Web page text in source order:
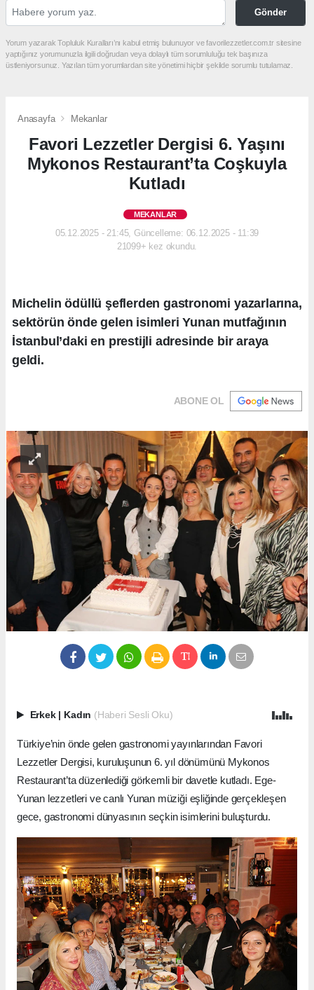
Gönder
Yorum yazarak Topluluk Kuralları’nı kabul etmiş bulunuyor ve favorilezzetler.com.tr sitesine
yaptığınız yorumunuzla ilgili doğrudan veya dolaylı tüm sorumluluğu tek başınıza
üstleniyorsunuz. Yazılan tüm yorumlardan site yönetimi hiçbir şekilde sorumlu tutulamaz.
Anasayfa Mekanlar
Favori Lezzetler Dergisi 6. Yaşını
Mykonos Restaurant’ta Coşkuyla
Kutladı
MEKANLAR
05.12.2025 - 21:45, Güncelleme: 06.12.2025 - 11:39
21099+ kez okundu.
Michelin ödüllü şeflerden gastronomi yazarlarına,
sektörün önde gelen isimleri Yunan mutfağının
İstanbul’daki en prestijli adresinde bir araya
geldi.
ABONE OL
Erkek Kadın (Haberi Sesli Oku)
Türkiye’nin önde gelen gastronomi yayınlarından Favori
Lezzetler Dergisi, kuruluşunun 6. yıl dönümünü Mykonos
Restaurant’ta düzenlediği görkemli bir davetle kutladı. Ege-
Yunan lezzetleri ve canlı Yunan müziği eşliğinde gerçekleşen
gece, gastronomi dünyasının seçkin isimlerini buluşturdu.